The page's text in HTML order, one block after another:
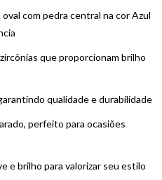
com pedra central na cor Azul
que proporcionam brilho
qualidade e durabilidade
perfeito para ocasiões
e brilho para valorizar seu estilo